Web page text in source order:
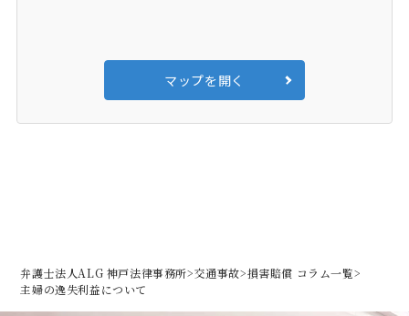
マップを開く
弁護士法人ALG 神戸法律事務所>交通事故>損害賠償 コラム一覧>
主婦の逸失利益について